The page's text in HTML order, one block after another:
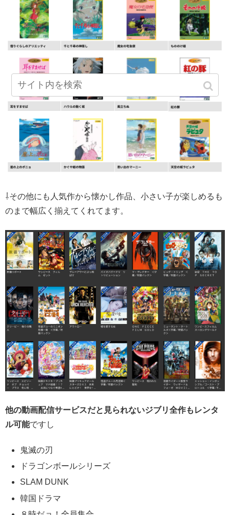
⇩その他にも人気作から懐かし作品、小さい子が楽しめるも
のまで幅広く揃えてくれてます。
他の動画配信サービスだと見られないジブリ全作もレンタ
ル可能ですし
鬼滅の刃
ドラゴンボールシリーズ
SLAM DUNK
韓国ドラマ